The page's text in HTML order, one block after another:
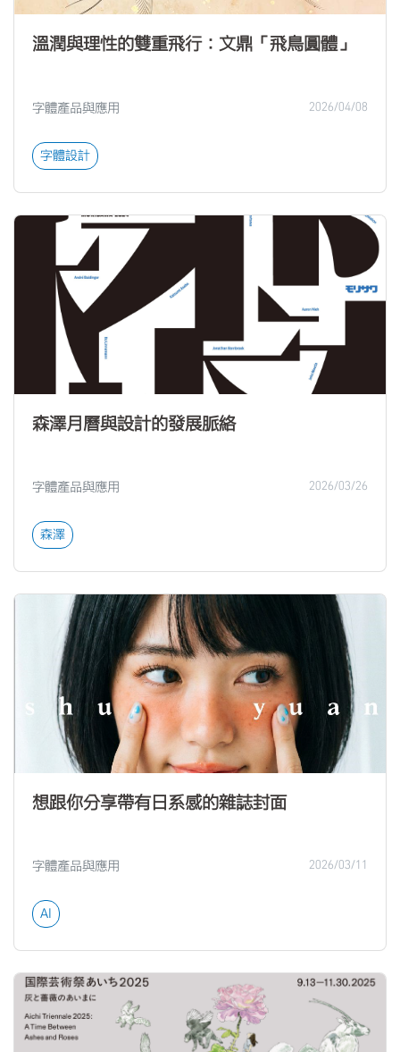
溫潤與理性的雙重飛行：文鼎「飛鳥圓體」
字體產品與應用 2026/04/08
字體設計
森澤月曆與設計的發展脈絡
字體產品與應用 2026/03/26
森澤
想跟你分享帶有日系感的雜誌封面
字體產品與應用 2026/03/11
AI